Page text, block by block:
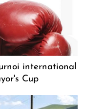
international
Cup